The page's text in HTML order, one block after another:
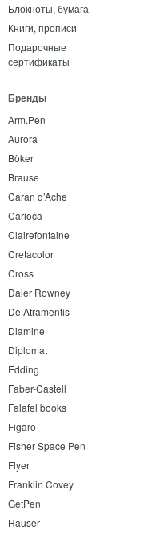
Блокноты, бумага
Книги, прописи
Подарочные
сертификаты
Бренды
Arm.Pen
Aurora
Böker
Brause
Caran d’Ache
Carioca
Clairefontaine
Cretacolor
Cross
Daler Rowney
De Atramentis
Diamine
Diplomat
Edding
Faber-Castell
Falafel books
Figaro
Fisher Space Pen
Flyer
Franklin Covey
GetPen
Hauser